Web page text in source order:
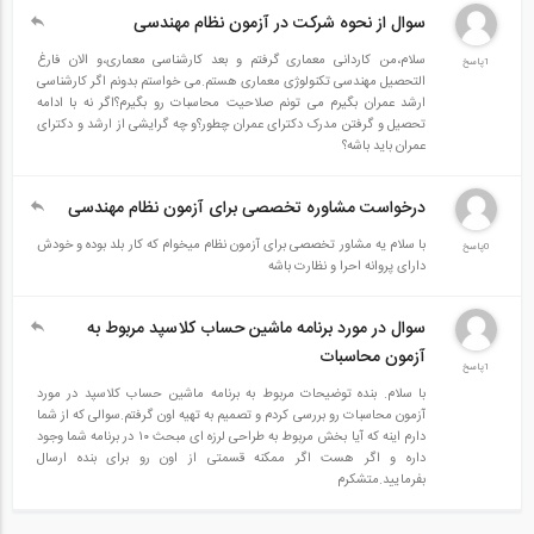
سرفصل مطالب:
محاسبه کامل طول رمپ معلول وطول رمپ اتومبیل، نحوه ترسیم و
ضوابط استانداردهای مربوط به آن
مباحث مربوط به حداقل عرض و ارتفاع فضاهای مختلف در پلان با
ضوابط مربوط به ستون‌گذاری و نحوه جانمایی ان با حفظ ضوابط
مربوط به پارکینگ
اصول طراحی و ترسیم باکس پله ونحوه صحیح جانمایی آن برای
تامین بهتر پارکینگ
اصول طراحی آسانسور و لابی جلوی آسانسور و ضوابط مربوط به این
ترسیم و آموزش جانمایی صحیح پارکینگ اتومبیل و پارکینگ ویژه
معلولین برای استفاده حداکثری از فضا
مباحث مربوط به ابعاد و استانداردهای درب فضاهای مختلف
1پاسخ
سوال از نحوه شرکت در آزمون نظام مهندسی
سلام،من کاردانی معماری گرفتم و بعد کارشناسی معماری،و الان فارغ
التحصیل مهندسی تکنولوژی معماری هستم.می خواستم بدونم اگر کارشناسی
ارشد عمران بگیرم می تونم صلاحیت محاسبات رو بگیرم؟اگر نه با ادامه
تحصیل و گرفتن مدرک دکترای عمران چطور؟و چه گرایشی از ارشد و دکترای
عمران باید باشه؟
0پاسخ
درخواست مشاوره تخصصی برای آزمون نظام مهندسی
با سلام یه مشاور تخصصی برای آزمون نظام میخوام که کار بلد بوده و خودش
دارای پروانه احرا و نظارت باشه
1پاسخ
سوال در مورد برنامه ماشین حساب کلاسپد مربوط به
آزمون محاسبات
با سلام. بنده توضیحات مربوط به برنامه ماشین حساب کلاسپد در مورد
آزمون محاسبات رو بررسی کردم و تصمیم به تهیه اون گرفتم.سوالی که از شما
دارم اینه که آیا بخش مربوط به طراحی لرزه ای مبحث ۱۰ در برنامه شما وجود
داره و اگر هست اگر ممکنه قسمتی از اون رو برای بنده ارسال
بفرمایید.متشکرم